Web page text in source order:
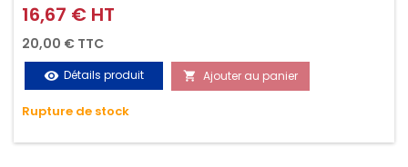
avec crochet S en 2 parties (2.0M + 0.2M / 125daN), simple et
rapide d'utilisation. Permet d'arrimer et de sécuriser
vos chargements pendant le transport. Matière polyester
très résistante aux UV et aux variations de températures,
n'absorbe pas l'eau.
Prix
16,67 € HT
20,00 € TTC
visibility Détails produit  Ajouter au panier
Rupture de stock